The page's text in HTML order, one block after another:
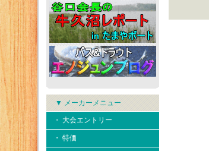
▼ メーカーメニュー
・ 大会エントリー
・ 特価